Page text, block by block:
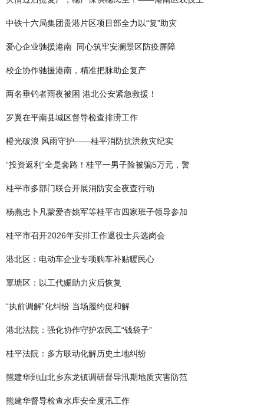
中铁十六局集团贵港片区项目部全力以“复”助灾
爱心企业驰援港南 同心筑牢安澜景区防疫屏障
校企协作驰援港南，精准把脉助企复产
两名垂钓者雨夜被困 港北公安紧急救援！
罗翼在平南县城区督导检查排涝工作
橙光破浪 风雨守护——桂平消防抗洪救灾纪实
“投资返利”全是套路！桂平一男子险被骗5万元，警
桂平市多部门联合开展消防安全夜查行动
杨燕忠卜凡蒙爱杏姚军等桂平市四家班子领导参加
桂平市召开2026年安排工作退役士兵选岗会
港北区：电动车企业专项购车补贴暖民心
覃塘区：以工代赈助力灾后恢复
“执前调解”化纠纷 当场履约促和解
港北法院：强化协作守护农民工“钱袋子”
桂平法院：多方联动化解历史土地纠纷
熊建华到山北乡东龙镇调研督导汛期地质灾害防范
熊建华督导检查水库安全度汛工作